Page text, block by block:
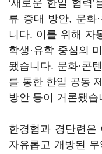
‘새로운 한일 협력’
류 증대 방안, 문화
니다. 이를 위해 자
학생·유학 중심의
됐습니다. 문화·콘
를 통한 한일 공동
방안 등이 거론됐습
한경협과 경단련은
자유롭고 개방된